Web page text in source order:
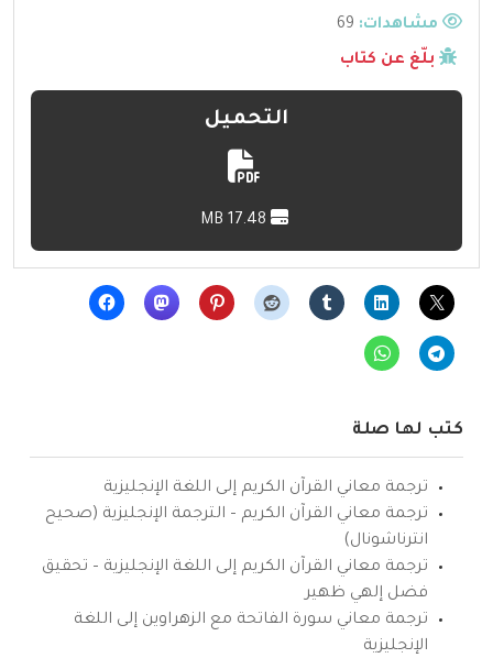
مشاهدات:
بلّغ عن كتاب
التحميل
كتب لها صلة
ترجمة معاني القرآن الكريم إلى اللغة الإنجليزية
ترجمة معاني القرآن الكريم – الترجمة الإنجليزية (صحيح
انترناشونال)
ترجمة معاني القرآن الكريم إلى اللغة الإنجليزية – تحقيق
فضل إلهي ظهير
ترجمة معاني سورة الفاتحة مع الزهراوين إلى اللغة
الإنجليزية